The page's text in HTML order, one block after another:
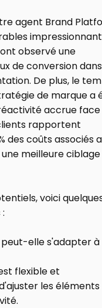
agent Brand
observé une
de conversion dans
De plus, le
de marque a
accrue face
rapportent
des coûts associés
meilleure
voici
elle s'adapter à
flexible et
les éléments